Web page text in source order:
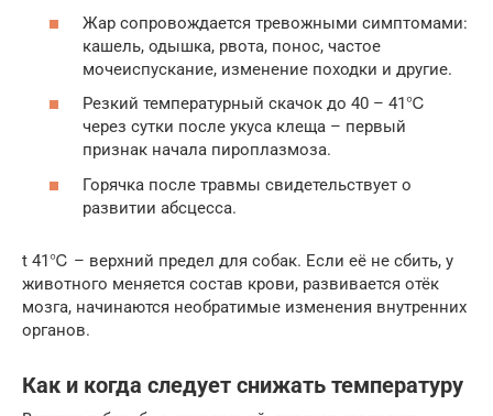
Жар сопровождается тревожными симптомами:
кашель, одышка, рвота, понос, частое
мочеиспускание, изменение походки и другие.
Резкий температурный скачок до 40 – 41℃
через сутки после укуса клеща – первый
признак начала пироплазмоза.
Горячка после травмы свидетельствует о
развитии абсцесса.
t 41℃ – верхний предел для собак. Если её не сбить, у
животного меняется состав крови, развивается отёк
мозга, начинаются необратимые изменения внутренних
органов.
Как и когда следует снижать температуру